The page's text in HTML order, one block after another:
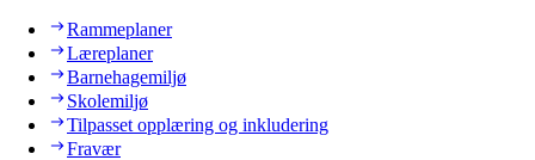
Rammeplaner
Læreplaner
Barnehagemiljø
Skolemiljø
Tilpasset opplæring og inkludering
Fravær